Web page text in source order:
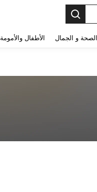
الصحة و الجمال الأطفال والأمومة